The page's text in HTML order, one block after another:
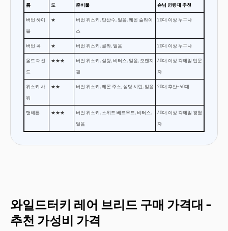
름 도 준비물 손님 연령대 추천
버번 하이
볼
★
버번 위스키, 탄산수, 얼음, 레몬 슬라이
스
20대 이상 누구나
버번 콕 ★ 버번 위스키, 콜라, 얼음 20대 이상 누구나
올드 패션
드
★★★
버번 위스키, 설탕, 비터스, 얼음, 오렌지
필
30대 이상 칵테일 입문
자
위스키 사
워
★★ 버번 위스키, 레몬 주스, 설탕 시럽, 얼음 20대 후반~40대
맨해튼 ★★★
버번 위스키, 스위트 베르무트, 비터스,
얼음
30대 이상 칵테일 경험
자
와일드터키 레어 브리드 구매 가격대 -
추천 가성비 가격